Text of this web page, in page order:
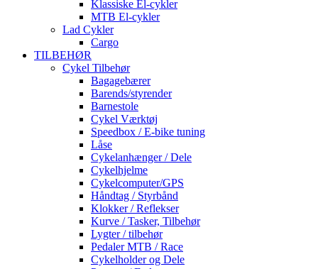
Klassiske El-cykler
MTB El-cykler
Lad Cykler
Cargo
TILBEHØR
Cykel Tilbehør
Bagagebærer
Barends/styrender
Barnestole
Cykel Værktøj
Speedbox / E-bike tuning
Låse
Cykelanhænger / Dele
Cykelhjelme
Cykelcomputer/GPS
Håndtag / Styrbånd
Klokker / Reflekser
Kurve / Tasker, Tilbehør
Lygter / tilbehør
Pedaler MTB / Race
Cykelholder og Dele